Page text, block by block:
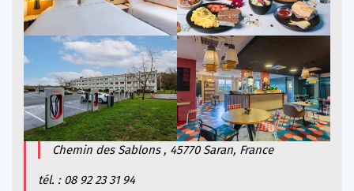
Chemin des Sablons , 45770 Saran, France
tél. : 08 92 23 31 94